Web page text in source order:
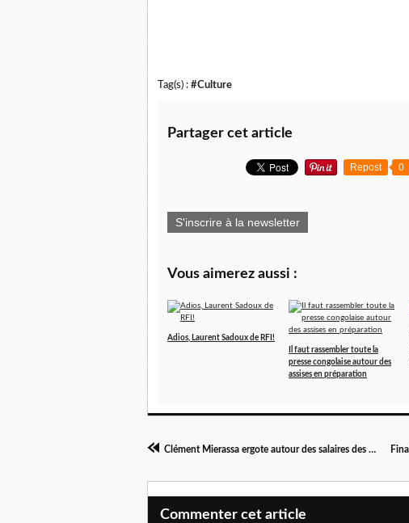
Tag(s) : #Culture
Partager cet article
Repost 0
S'inscrire à la newsletter
Vous aimerez aussi :
Adios, Laurent Sadoux de RFI!
Il faut rassembler toute la
presse congolaise autour des
assises en préparation
Clément Mierassa ergote autour des salaires des ministres!
Commenter cet article